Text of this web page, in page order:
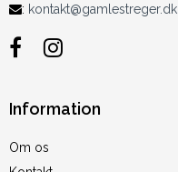
: kontakt@gamlestreger.dk
Information
Om os